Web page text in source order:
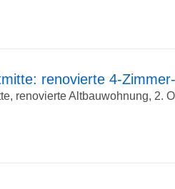
renovierte 4-
renovierte Altbauwohnung, 2.